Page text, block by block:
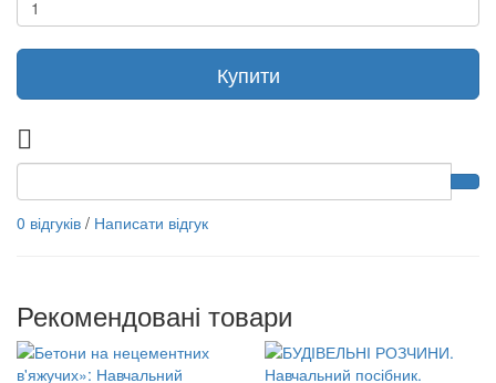
Купити
0 відгуків / Написати відгук
Рекомендовані товари